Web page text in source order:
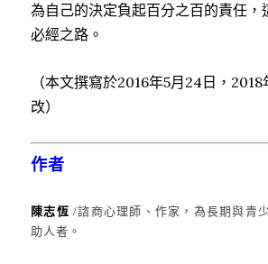
為自己的決定負起百分之百的責任，
必經之路。
（本文撰寫於2016年5月24日，2018
改）
作者
陳志恆/諮商心理師、作家，為長期與青
助人者。